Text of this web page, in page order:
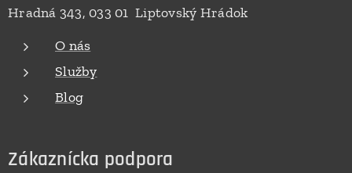
Hradná 343, 033 01 Liptovský Hrádok
O nás
Služby
Blog
Zákaznícka podpora